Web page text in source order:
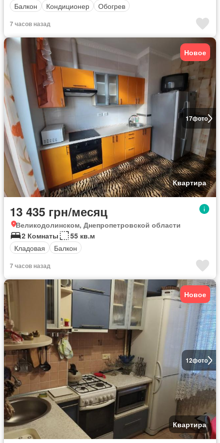
Балкон Кондиционер Обогрев
7 часов назад
17фото
Новое
Квартира
13 435 грн/месяц
Великодолинском, Днепропетровской области
2 Комнаты
55 кв.м
Кладовая
Балкон
7 часов назад
12фото
Новое
Квартира